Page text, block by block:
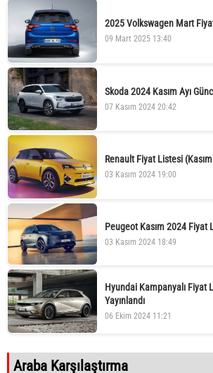
2025 Volkswagen Mart
09 Mart 2025 13:40
Skoda 2024 Kasım Ayı
07 Kasım 2024 20:42
Renault Fiyat Listesi
03 Kasım 2024 19:00
Peugeot Kasım 2024 Fiyat
03 Kasım 2024 18:49
Hyundai Kampanyalı Fiyat
Yayınlandı
06 Ekim 2024 11:21
Araba Karşılaştırma